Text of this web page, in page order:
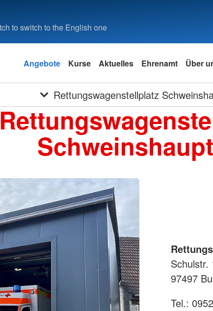
to switch to the English one
Angebote Kurse Aktuelles Ehrenamt Über
Rettungswagenstellplatz
Schulstr.
97497
Tel.: